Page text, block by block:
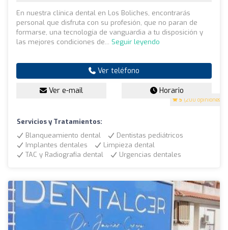
5 (200 opiniones)
En nuestra clínica dental en Los Boliches, encontrarás
personal que disfruta con su profesión, que no paran de
formarse, una tecnología de vanguardia a tu disposición y
las mejores condiciones de... Seguir leyendo
Ver teléfono
Ver e-mail Horario
Servicios y Tratamientos:
Blanqueamiento dental
Dentistas pediátricos
Implantes dentales
Limpieza dental
TAC y Radiografía dental
Urgencias dentales